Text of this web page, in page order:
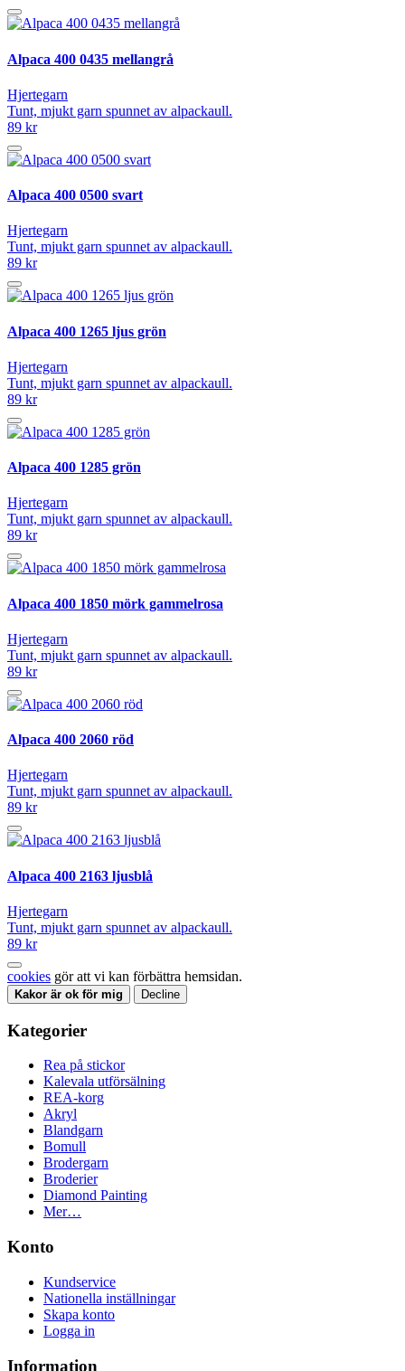
Alpaca 400 0435 mellangrå
Hjertegarn
Tunt, mjukt garn spunnet av alpackaull.
89 kr
Alpaca 400 0500 svart
Hjertegarn
Tunt, mjukt garn spunnet av alpackaull.
89 kr
Alpaca 400 1265 ljus grön
Hjertegarn
Tunt, mjukt garn spunnet av alpackaull.
89 kr
Alpaca 400 1285 grön
Hjertegarn
Tunt, mjukt garn spunnet av alpackaull.
89 kr
Alpaca 400 1850 mörk gammelrosa
Hjertegarn
Tunt, mjukt garn spunnet av alpackaull.
89 kr
Alpaca 400 2060 röd
Hjertegarn
Tunt, mjukt garn spunnet av alpackaull.
89 kr
Alpaca 400 2163 ljusblå
Hjertegarn
Tunt, mjukt garn spunnet av alpackaull.
89 kr
cookies gör att vi kan förbättra hemsidan.
Kakor är ok för mig Decline
Kategorier
Rea på stickor
Kalevala utförsälning
REA-korg
Akryl
Blandgarn
Bomull
Brodergarn
Broderier
Diamond Painting
Mer…
Konto
Kundservice
Nationella inställningar
Skapa konto
Logga in
Information